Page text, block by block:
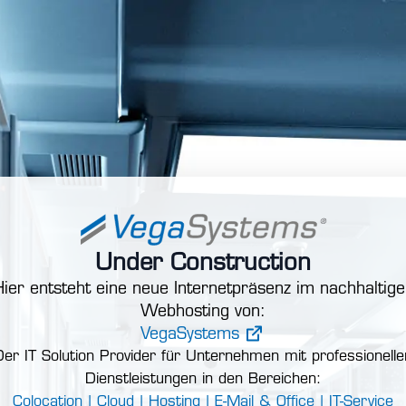
Under Construction
entsteht eine neue Internetpräsenz im
Webhosting von:
VegaSystems
IT Solution Provider für Unternehmen mit
Dienstleistungen in den Bereichen:
Colocation |
Cloud | Hosting | E-Mail & Office | IT-Service